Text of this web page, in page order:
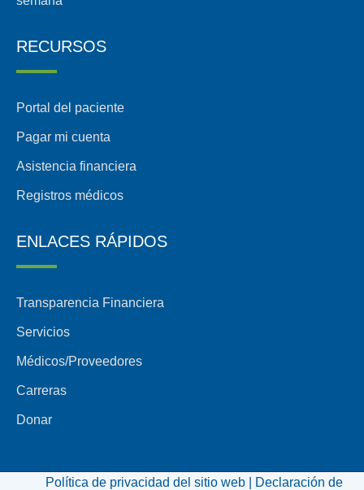
RECURSOS
Portal del paciente
Pagar mi cuenta
Asistencia financiera
Registros médicos
ENLACES RÁPIDOS
Transparencia Financiera
Servicios
Médicos/Proveedores
Carreras
Donar
Política de privacidad del sitio web | Declaración de